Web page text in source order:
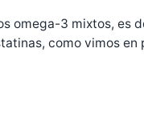
omega-3 mixtos, es
como vimos